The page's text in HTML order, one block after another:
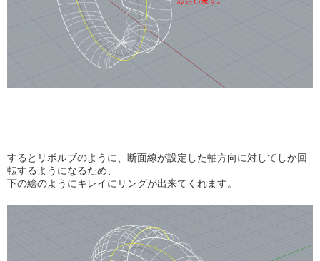
するとリボルブのように、断面線が設定した軸方向に対してしか回
転するようになるため、
下の絵のようにキレイにリングが出来てくれます。